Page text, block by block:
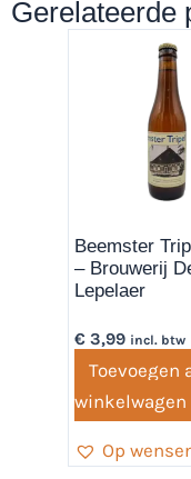
Gerelateerde
Beemster
– Brouwerij
Lepelaer
€ 3,99 incl. btw
Toevoegen
winkelwagen
Op